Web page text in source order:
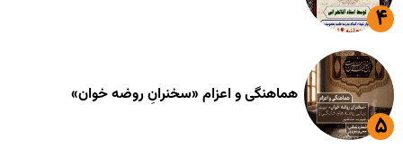
هماهنگی و اعزام «سخنرانِ روضه خوان»